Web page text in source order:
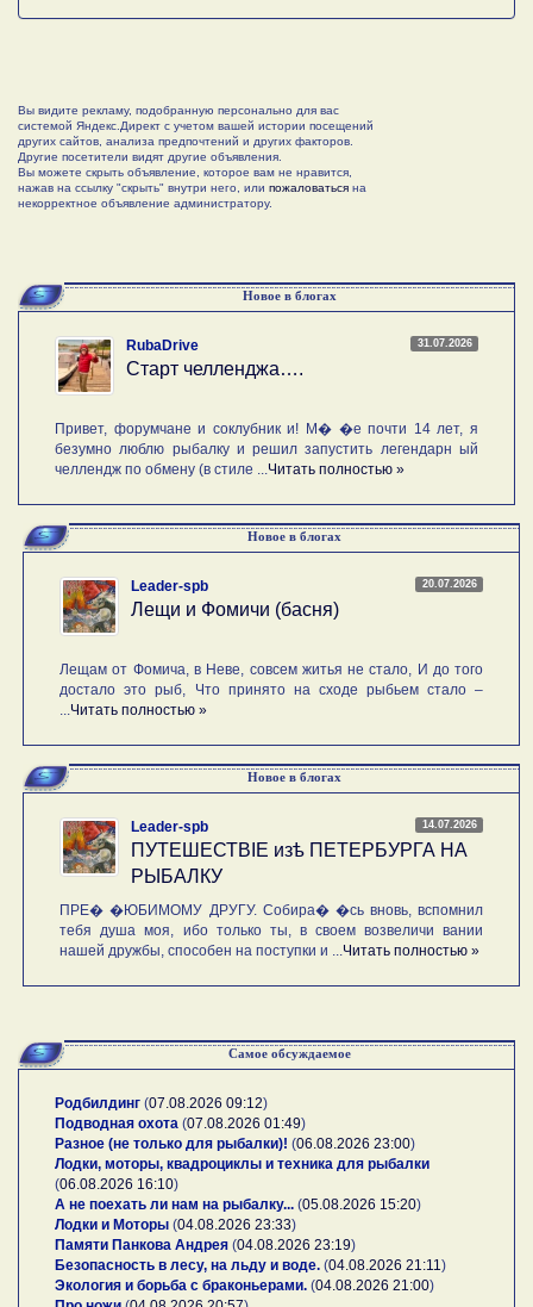
Вы видите рекламу, подобранную персонально для вас
системой Яндекс.Директ с учетом вашей истории посещений
других сайтов, анализа предпочтений и других факторов.
Другие посетители видят другие объявления.
Вы можете скрыть объявление, которое вам не нравится,
нажав на ссылку "скрыть" внутри него, или пожаловаться на
некорректное объявление администратору.
Новое в блогах
31.07.2026
RubaDrive
Старт челленджа….
Привет, форумчане и соклубник и! М� �е почти 14 лет, я
безумно люблю рыбалку и решил запустить легендарн ый
челлендж по обмену (в стиле ...Читать полностью »
Новое в блогах
20.07.2026
Leader-spb
Лещи и Фомичи (басня)
Лещам от Фомича, в Неве, совсем житья не стало, И до того
достало это рыб, Что принято на сходе рыбьем стало –
...Читать полностью »
Новое в блогах
14.07.2026
Leader-spb
ПУТЕШЕСТВIE изѣ ПЕТЕРБУРГА НА
РЫБАЛКУ
ПРЕ� �ЮБИМОМУ ДРУГУ. Собира� �сь вновь, вспомнил
тебя душа моя, ибо только ты, в своем возвеличи вании
нашей дружбы, способен на поступки и ...Читать полностью »
Самое обсуждаемое
Родбилдинг (07.08.2026 09:12)
Подводная охота (07.08.2026 01:49)
Разное (не только для рыбалки)! (06.08.2026 23:00)
Лодки, моторы, квадроциклы и техника для рыбалки
(06.08.2026 16:10)
А не поехать ли нам на рыбалку... (05.08.2026 15:20)
Лодки и Моторы (04.08.2026 23:33)
Памяти Панкова Андрея (04.08.2026 23:19)
Безопасность в лесу, на льду и воде. (04.08.2026 21:11)
Экология и борьба с браконьерами. (04.08.2026 21:00)